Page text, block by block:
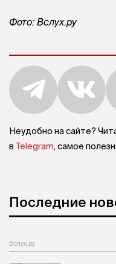
Фото: Вслух.ру
Неудобно на сайте?
в Telegram, самое
Последние
Вслух.ру